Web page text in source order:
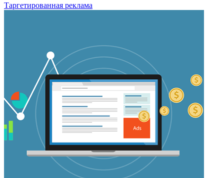
Таргетированная реклама